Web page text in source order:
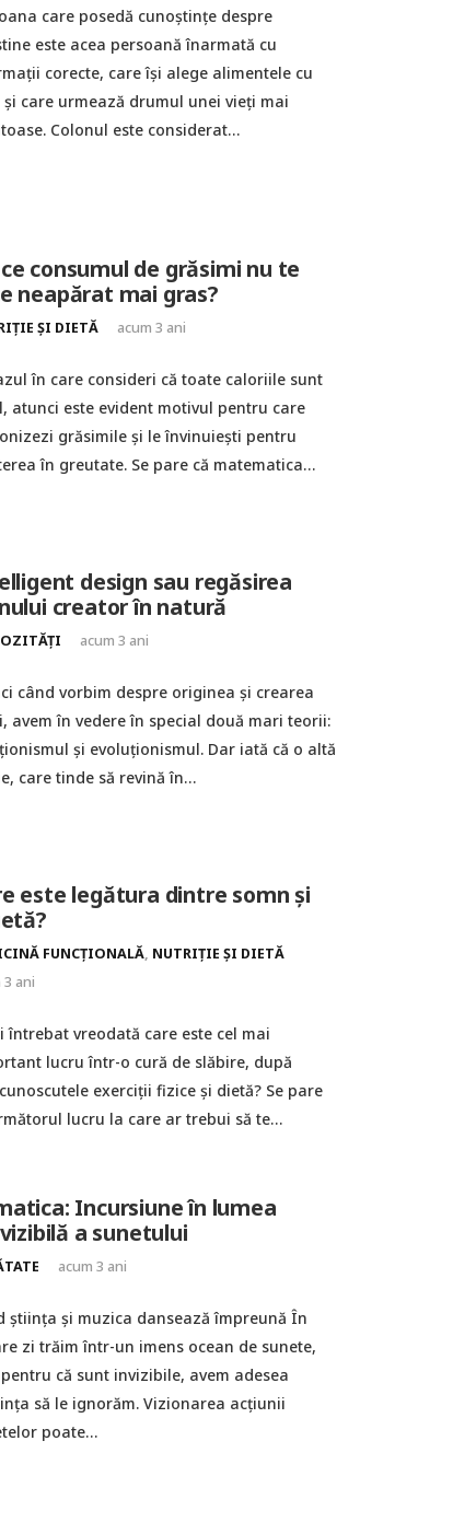
care posedă cunoștințe despre
este acea persoană înarmată cu
corecte, care își alege alimentele cu
și care urmează drumul unei vieți mai
Colonul este considerat…
consumul de grăsimi nu te
neapărat mai gras?
ȘI DIETĂ acum 3 ani
în care consideri că toate caloriile sunt
atunci este evident motivul pentru care
grăsimile și le învinuiești pentru
în greutate. Se pare că matematica…
design sau regăsirea
creator în natură
acum 3 ani
când vorbim despre originea și crearea
avem în vedere în special două mari teorii:
și evoluționismul. Dar iată că o altă
care tinde să revină în…
este legătura dintre somn și
FUNCȚIONALĂ, NUTRIȚIE ȘI DIETĂ
3 ani
întrebat vreodată care este cel mai
lucru într-o cură de slăbire, după
exerciții fizice și dietă? Se pare
lucru la care ar trebui să te…
Incursiune în lumea
a sunetului
acum 3 ani
știința și muzica dansează împreună În
zi trăim într-un imens ocean de sunete,
că sunt invizibile, avem adesea
să le ignorăm. Vizionarea acțiunii
poate…